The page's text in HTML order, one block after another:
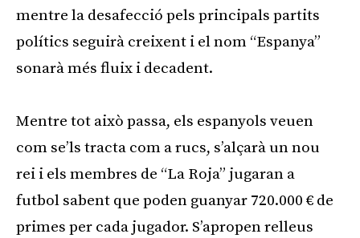
mentre la desafecció pels principals partits
polítics seguirà creixent i el nom “Espanya”
sonarà més fluix i decadent.
Mentre tot això passa, els espanyols veuen
com se’ls tracta com a rucs, s’alçarà un nou
rei i els membres de “La Roja” jugaran a
futbol sabent que poden guanyar 720.000 € de
primes per cada jugador. S’apropen relleus